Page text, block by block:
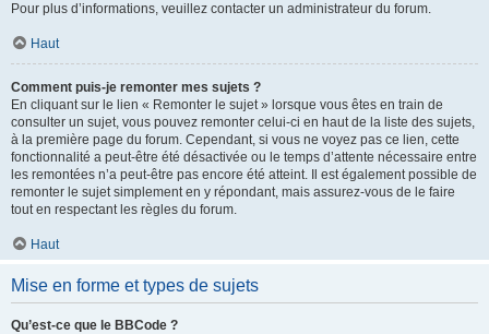
Pour plus d’informations, veuillez contacter un administrateur du forum.
Haut
Comment puis-je remonter mes sujets ?
En cliquant sur le lien « Remonter le sujet » lorsque vous êtes en train de
consulter un sujet, vous pouvez remonter celui-ci en haut de la liste des sujets,
à la première page du forum. Cependant, si vous ne voyez pas ce lien, cette
fonctionnalité a peut-être été désactivée ou le temps d’attente nécessaire entre
les remontées n’a peut-être pas encore été atteint. Il est également possible de
remonter le sujet simplement en y répondant, mais assurez-vous de le faire
tout en respectant les règles du forum.
Haut
Mise en forme et types de sujets
Qu’est-ce que le BBCode ?